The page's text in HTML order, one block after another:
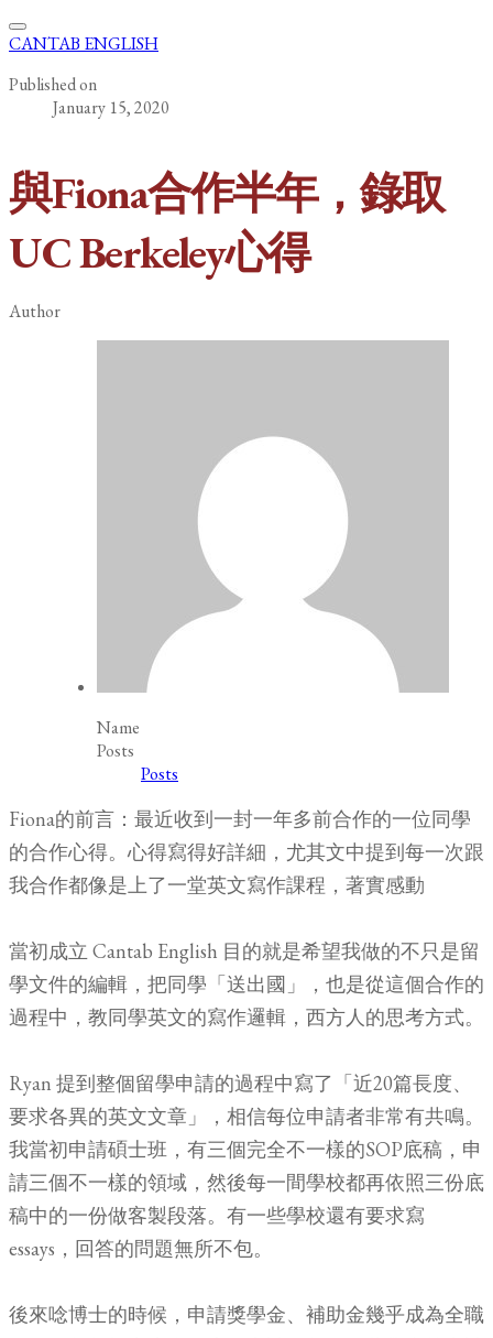
CANTAB ENGLISH
Published on
January 15, 2020
與Fiona合作半年，錄取
UC Berkeley心得
Author
Name
Posts
Posts
Fiona的前言：最近收到一封一年多前合作的一位同學
的合作心得。心得寫得好詳細，尤其文中提到每一次跟
我合作都像是上了一堂英文寫作課程，著實感動
當初成立 Cantab English 目的就是希望我做的不只是留
學文件的編輯，把同學「送出國」，也是從這個合作的
過程中，教同學英文的寫作邏輯，西方人的思考方式。
Ryan 提到整個留學申請的過程中寫了「近20篇長度、
要求各異的英文文章」，相信每位申請者非常有共鳴。
我當初申請碩士班，有三個完全不一樣的SOP底稿，申
請三個不一樣的領域，然後每一間學校都再依照三份底
稿中的一份做客製段落。有一些學校還有要求寫
essays，回答的問題無所不包。
後來唸博士的時候，申請獎學金、補助金幾乎成為全職